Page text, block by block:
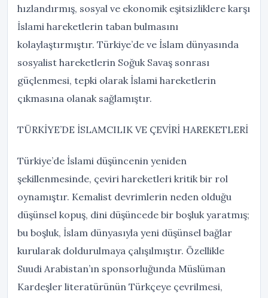
hızlandırmış, sosyal ve ekonomik eşitsizliklere karşı
İslami hareketlerin taban bulmasını
kolaylaştırmıştır. Türkiye’de ve İslam dünyasında
sosyalist hareketlerin Soğuk Savaş sonrası
güçlenmesi, tepki olarak İslami hareketlerin
çıkmasına olanak sağlamıştır.
TÜRKİYE’DE İSLAMCILIK VE ÇEVİRİ HAREKETLERİ
Türkiye’de İslami düşüncenin yeniden
şekillenmesinde, çeviri hareketleri kritik bir rol
oynamıştır. Kemalist devrimlerin neden olduğu
düşünsel kopuş, dini düşüncede bir boşluk yaratmış;
bu boşluk, İslam dünyasıyla yeni düşünsel bağlar
kurularak doldurulmaya çalışılmıştır. Özellikle
Suudi Arabistan’ın sponsorluğunda Müslüman
Kardeşler literatürünün Türkçeye çevrilmesi,